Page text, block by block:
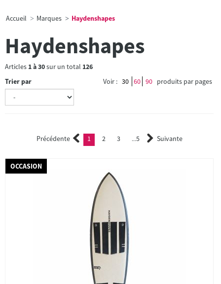
Accueil Marques Haydenshapes
Haydenshapes
Articles 1à30sur un total 126
Trier par
Voir : 30 60 90 produits par pages
Précédente 1 (current)
2 3 ...5 Suivante
OCCASION